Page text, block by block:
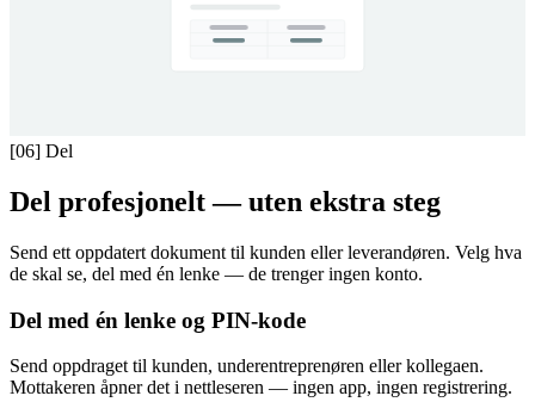
[06] Del
Del profesjonelt — uten ekstra steg
Send ett oppdatert dokument til kunden eller leverandøren. Velg hva
de skal se, del med én lenke — de trenger ingen konto.
Del med én lenke og PIN-kode
Send oppdraget til kunden, underentreprenøren eller kollegaen.
Mottakeren åpner det i nettleseren — ingen app, ingen registrering.